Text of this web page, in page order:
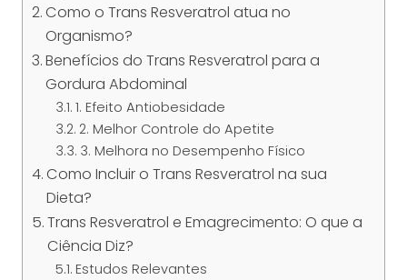
Como o Trans Resveratrol atua no
Organismo?
Benefícios do Trans Resveratrol para a
Gordura Abdominal
1. Efeito Antiobesidade
2. Melhor Controle do Apetite
3. Melhora no Desempenho Físico
Como Incluir o Trans Resveratrol na sua
Dieta?
Trans Resveratrol e Emagrecimento: O que a
Ciência Diz?
Estudos Relevantes